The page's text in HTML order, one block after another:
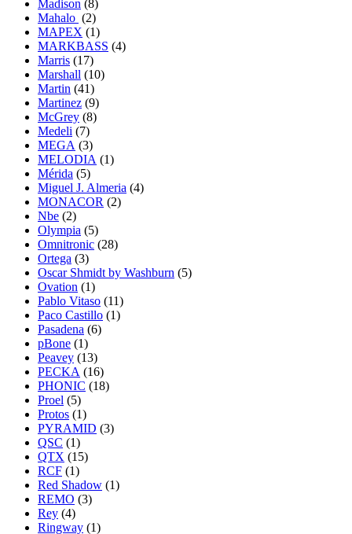
Madison (8)
Mahalo (2)
MAPEX (1)
MARKBASS (4)
Marris (17)
Marshall (10)
Martin (41)
Martinez (9)
McGrey (8)
Medeli (7)
MEGA (3)
MELODIA (1)
Mérida (5)
Miguel J. Almeria (4)
MONACOR (2)
Nbe (2)
Olympia (5)
Omnitronic (28)
Ortega (3)
Oscar Shmidt by Washburn (5)
Ovation (1)
Pablo Vitaso (11)
Paco Castillo (1)
Pasadena (6)
pBone (1)
Peavey (13)
PECKA (16)
PHONIC (18)
Proel (5)
Protos (1)
PYRAMID (3)
QSC (1)
QTX (15)
RCF (1)
Red Shadow (1)
REMO (3)
Rey (4)
Ringway (1)